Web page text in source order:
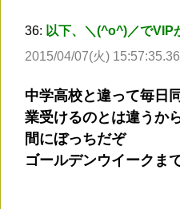
36: 以下、＼(^o^)／でVIP
2015/04/07(火)
中学高校と違って毎日
業受けるのとは違うか
間にぼっちだぞ
ゴールデンウイークま